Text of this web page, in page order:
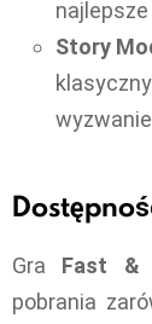
Story
Gra Fast &
pobrania